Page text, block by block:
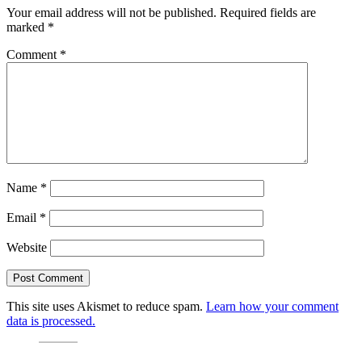
Your email address will not be published. Required fields are
marked *
Comment *
Name *
Email *
Website
This site uses Akismet to reduce spam. Learn how your comment
data is processed.